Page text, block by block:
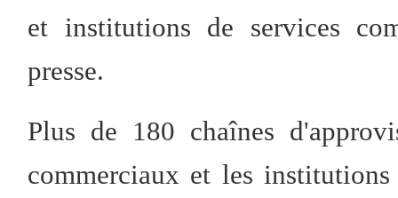
et institutions de services
presse.
Plus de 180 chaînes
commerciaux et les